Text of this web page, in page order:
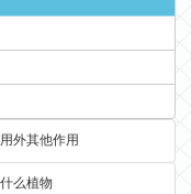
外其他作用
么植物